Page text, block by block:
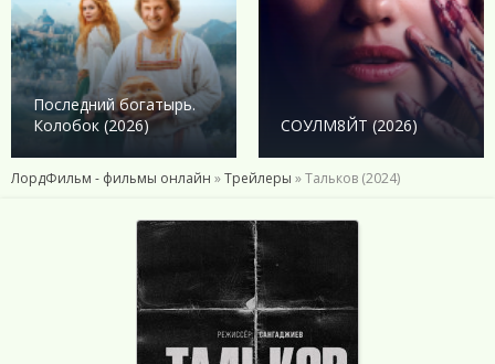
Последний богатырь.
Колобок (2026)
СОУЛМ8ЙТ (2026)
ЛордФильм - фильмы онлайн »Трейлеры » Тальков (2024)